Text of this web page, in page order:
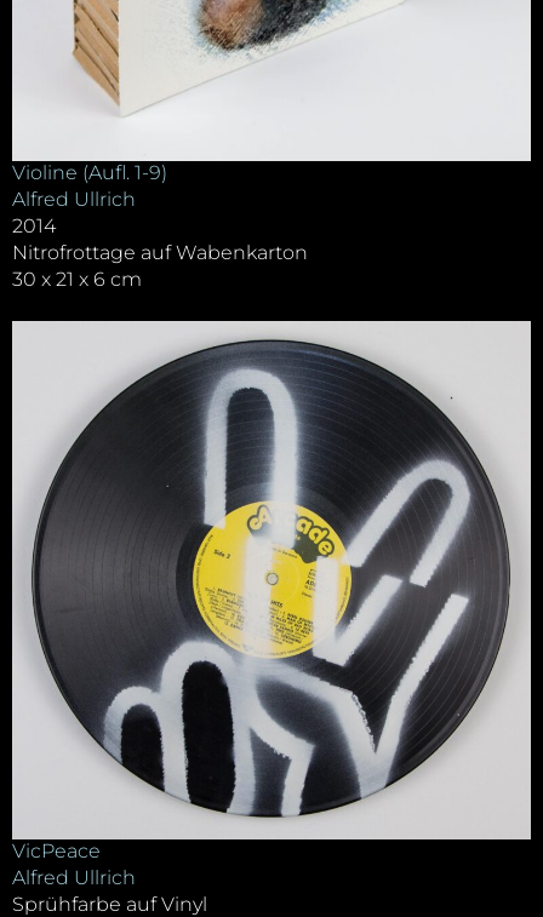
Violine (Aufl. 1-9)
Alfred Ullrich
2014
Nitrofrottage auf Wabenkarton
30 x 21 x 6 cm
VicPeace
Alfred Ullrich
Sprühfarbe auf Vinyl